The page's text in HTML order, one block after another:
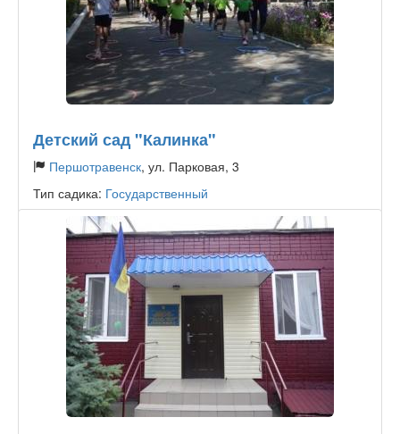
Детский сад "Калинка"
Першотравенск, ул. Парковая, 3
Тип садика: Государственный